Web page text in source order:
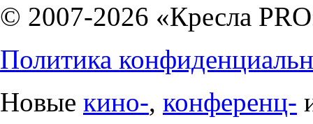
© 2007-2026 «Кресла
Политика
Новые кино-, конференц-